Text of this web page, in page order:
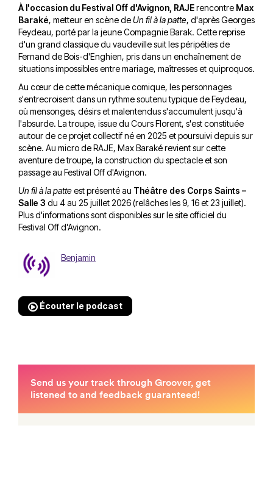
À l'occasion du Festival Off d'Avignon, RAJErencontre Max
Baraké, metteur en scène deUn fil à la patte, d'après Georges
Feydeau, porté par la jeune Compagnie Barak. Cette reprise
d'un grand classique du vaudeville suit les péripéties de
Fernand de Bois-d'Enghien, pris dans un enchaînement de
situations impossibles entre mariage, maîtresses et quiproquos.
Au cœur de cette mécanique comique, les personnages
s'entrecroisent dans un rythme soutenu typique de Feydeau,
où mensonges, désirs et malentendus s'accumulent jusqu'à
l'absurde. La troupe, issue du Cours Florent, s'est constituée
autour de ce projet collectif né en 2025 et poursuivi depuis sur
scène. Au micro de RAJE, Max Baraké revient sur cette
aventure de troupe, la construction du spectacle et son
passage au Festival Off d'Avignon.
Un fil à la patteest présenté au Théâtre des Corps Saints –
Salle 3 du 4 au 25 juillet 2026 (relâches les 9, 16 et 23 juillet).
Plus d'informations sont disponibles surle site officiel du
Festival Off d'Avignon.
Benjamin
Écouter le podcast